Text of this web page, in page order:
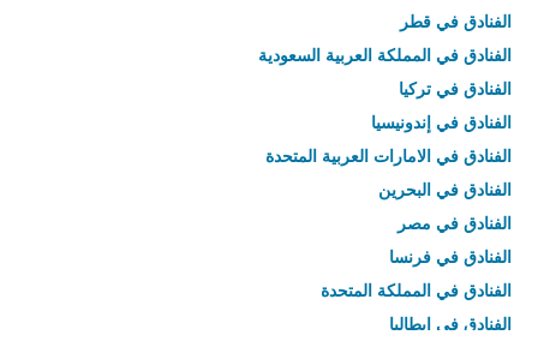
الفنادق في قطر
الفنادق في المملكة العربية السعودية
الفنادق في تركيا
الفنادق في إندونيسيا
الفنادق في الامارات العربية المتحدة
الفنادق في البحرين
الفنادق في مصر
الفنادق في فرنسا
الفنادق في المملكة المتحدة
الفنادق في إيطاليا